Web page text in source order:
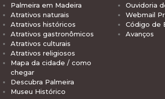
Palmeira em Madeira
Atrativos naturais
Atrativos históricos
Atrativos gastronômicos
Atrativos culturais
Atrativos religiosos
Mapa da cidade / como
chegar
Descubra Palmeira
Museu Histórico
Ouvidoria
Webmail
Código de
Avanços